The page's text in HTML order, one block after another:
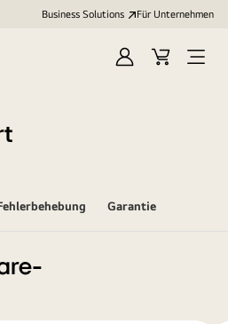
Business Solutions Für Unternehmen
Anmelden
Cart
Open
Garantie